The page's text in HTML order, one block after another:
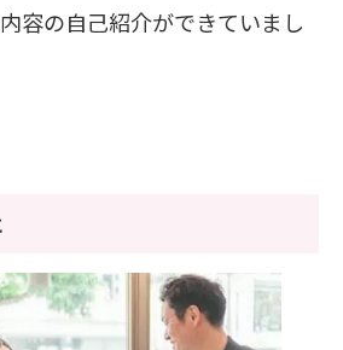
容の自己紹介ができていまし